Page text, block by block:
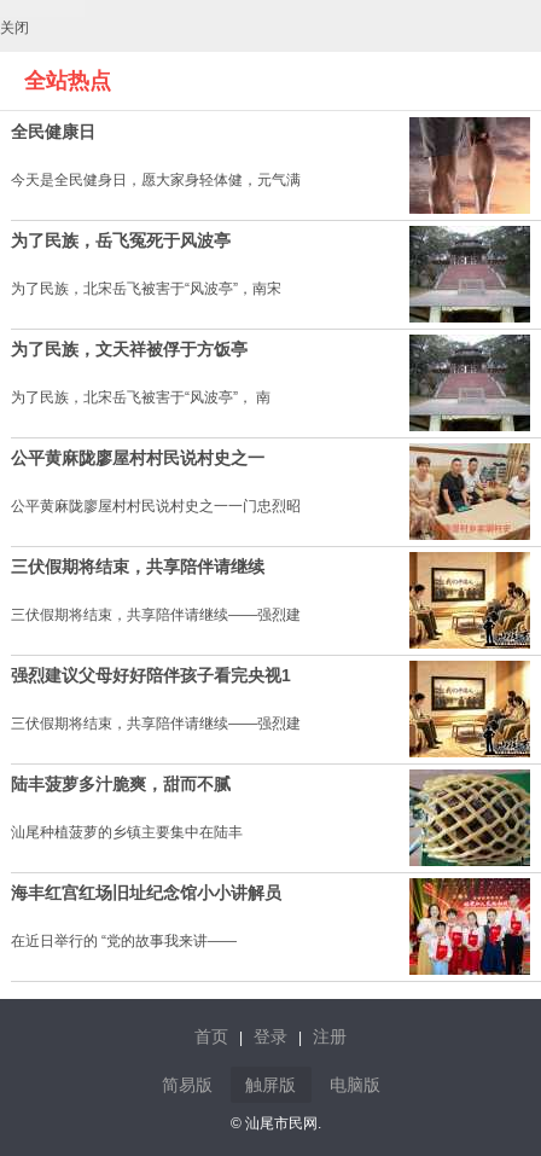
关闭
全站热点
全民健康日
今天是全民健身日，愿大家身轻体健，元气满
为了民族，岳飞冤死于风波亭
为了民族，北宋岳飞被害于“风波亭”，南宋
为了民族，文天祥被俘于方饭亭
为了民族，北宋岳飞被害于“风波亭”， 南
公平黄麻陇廖屋村村民说村史之一
公平黄麻陇廖屋村村民说村史之一一门忠烈昭
三伏假期将结束，共享陪伴请继续
三伏假期将结束，共享陪伴请继续——强烈建
强烈建议父母好好陪伴孩子看完央视1
三伏假期将结束，共享陪伴请继续——强烈建
陆丰菠萝多汁脆爽，甜而不腻
汕尾种植菠萝的乡镇主要集中在陆丰
海丰红宫红场旧址纪念馆小小讲解员
在近日举行的 “党的故事我来讲——
首页 登录 注册
简易版 触屏版 电脑版
© 汕尾市民网.